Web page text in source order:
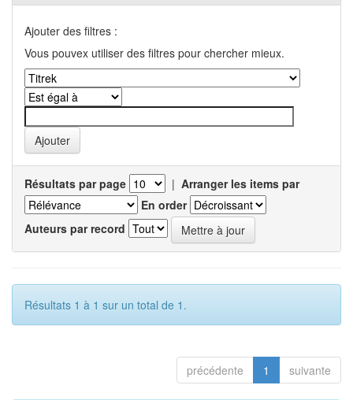
Ajouter des filtres :
Vous pouvex utiliser des filtres pour chercher mieux.
Résultats par page | Arranger les items par
En order
Auteurs par record
Résultats 1 à 1 sur un total de 1.
précédente 1 suivante